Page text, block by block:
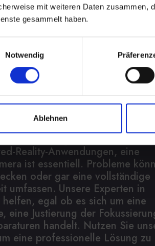
mit weiteren Daten zusammen,
gesammelt haben.
Notwendig
Ablehnen
14-
wieder
wichtige Rolle in vielen
Von Fotografieren über
Reality-Anwendungen, eine
ist essentiell. Probleme
oder gar eine vollständige
umfassen. Unsere Experten in
egal ob es sich um eine
eine Justierung der
handelt. Nutzen Sie
eine professionelle Lösung